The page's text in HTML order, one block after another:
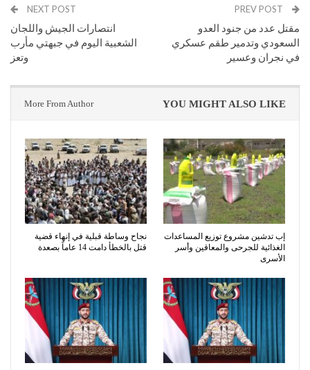
مقتل عدد من جنود العدو
السعودي وتدمير طقم عسكري
في نجران وعسير
NEXT POST
انتصارات الجيش واللجان
الشعبية اليوم في جبهتي مأرب
وتعز
YOU MIGHT ALSO LIKE
More From Author
إب تدشين مشروع توزيع المساعدات
الغذائية للجرحى والمعاقين وأسر
الأسرى
نجاح وساطة قبلية في إنهاء قضية
قتل بالخطأ دامت 14 عاماً بصعدة